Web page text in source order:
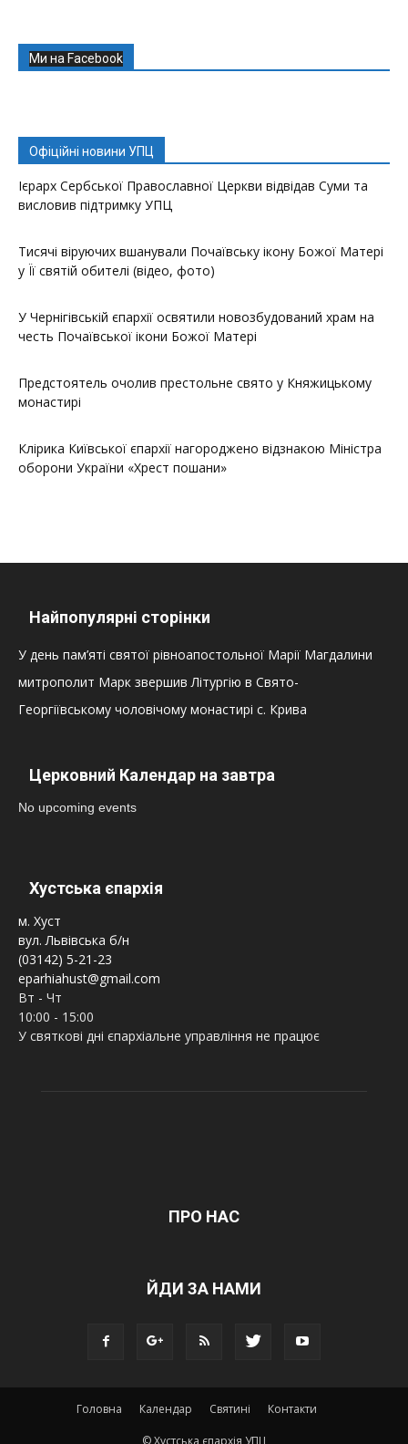
Ми на Facebook
Офіційні новини УПЦ
Ієрарх Сербської Православної Церкви відвідав Суми та
висловив підтримку УПЦ
Тисячі віруючих вшанували Почаївську ікону Божої Матері
у Її святій обителі (відео, фото)
У Чернігівській єпархії освятили новозбудований храм на
честь Почаївської ікони Божої Матері
Предстоятель очолив престольне свято у Княжицькому
монастирі
Клірика Київської єпархії нагороджено відзнакою Міністра
оборони України «Хрест пошани»
Найпопулярні сторінки
У день пам’яті святої рівноапостольної Марії Магдалини
митрополит Марк звершив Літургію в Свято-
Георгіївському чоловічому монастирі с. Крива
Церковний Календар на завтра
No upcoming events
Хустська єпархія
м. Хуст
вул. Львівська б/н
(03142) 5-21-23
eparhiahust@gmail.com
Вт - Чт
10:00 - 15:00
У святкові дні єпархіальне управління не працює
ПРО НАС
ЙДИ ЗА НАМИ
Головна Календар Святині Контакти
© Хустська єпархія УПЦ